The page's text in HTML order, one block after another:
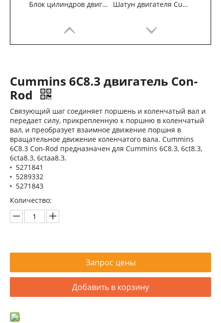
Блок цилиндров двигателя Cummins 6B5.9 Шатун двигателя Cummins 4B3.9
Восстановленный двигатель Cummins 6BT5.9 для строительных машин Cummins 4B3.9 цилиндрический блок 3932012
Головка блока цилиндров Cummins 6B5.9 3966454
Cummins 6C8.3 двигатель Con-
Rod
Связующий шаг соединяет поршень и коленчатый вал и
передает силу, прикрепленную к поршню в коленчатый
вал, и преобразует взаимное движение поршня в
вращательное движение коленчатого вала. Cummins
6C8.3 Con-Rod предназначен для Cummins 6C8.3, 6ct8.3,
6cta8.3, 6ctaa8.3.
5271841
5289332
5271843
Количество:
Запрос цены
Добавить в корзину